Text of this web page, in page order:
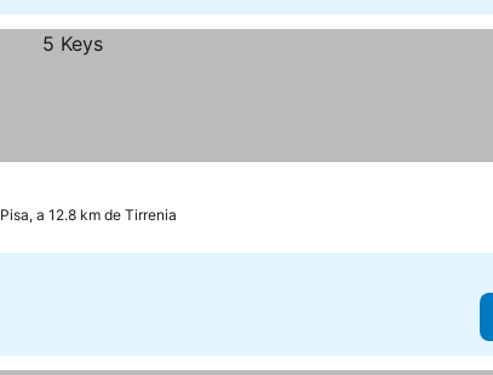
Pisa, a 12.8 km de Tirrenia